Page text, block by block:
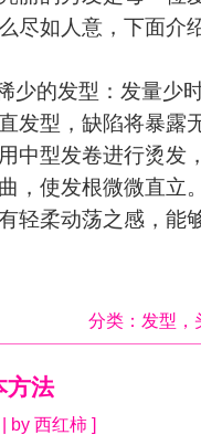
尽如人意，下面介
的发型：发量少
发型，缺陷将暴露
中型发卷进行烫发
，使发根微微直立
轻柔动荡之感，能
分类： 发型 ，
方法
by 西红柿 ]